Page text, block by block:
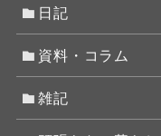
日記
資料・コラム
雑記